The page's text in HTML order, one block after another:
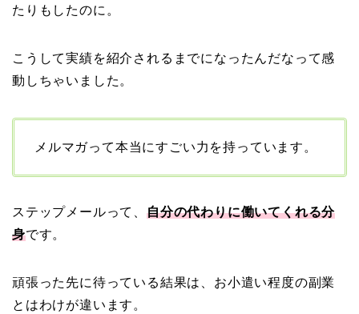
たりもしたのに。
こうして実績を紹介されるまでになったんだなって感
動しちゃいました。
メルマガって本当にすごい力を持っています。
ステップメールって、 自分の代わりに働いてくれる分
身です。
頑張った先に待っている結果は、お小遣い程度の副業
とはわけが違います。